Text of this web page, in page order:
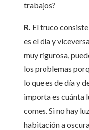
trabajos?
R. El truco
es el día y
muy rigurosa,
los problemas
lo que es de día y
importa es cuánta
comes. Si no hay
habitación a